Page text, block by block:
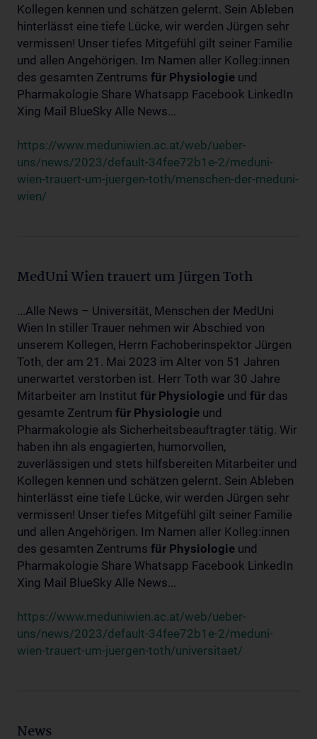
Kollegen kennen und schätzen gelernt. Sein Ableben
hinterlässt eine tiefe Lücke, wir werden Jürgen sehr
vermissen! Unser tiefes Mitgefühl gilt seiner Familie
und allen Angehörigen. Im Namen aller Kolleg:innen
des gesamten Zentrums für Physiologie und
Pharmakologie Share Whatsapp Facebook LinkedIn
Xing Mail BlueSky Alle News...
https://www.meduniwien.ac.at/web/ueber-
uns/news/2023/default-34fee72b1e-2/meduni-
wien-trauert-um-juergen-toth/menschen-der-meduni-
wien/
MedUni Wien trauert um Jürgen Toth
...Alle News – Universität, Menschen der MedUni
Wien In stiller Trauer nehmen wir Abschied von
unserem Kollegen, Herrn Fachoberinspektor Jürgen
Toth, der am 21. Mai 2023 im Alter von 51 Jahren
unerwartet verstorben ist. Herr Toth war 30 Jahre
Mitarbeiter am Institut für Physiologie und für das
gesamte Zentrum für Physiologie und
Pharmakologie als Sicherheitsbeauftragter tätig. Wir
haben ihn als engagierten, humorvollen,
zuverlässigen und stets hilfsbereiten Mitarbeiter und
Kollegen kennen und schätzen gelernt. Sein Ableben
hinterlässt eine tiefe Lücke, wir werden Jürgen sehr
vermissen! Unser tiefes Mitgefühl gilt seiner Familie
und allen Angehörigen. Im Namen aller Kolleg:innen
des gesamten Zentrums für Physiologie und
Pharmakologie Share Whatsapp Facebook LinkedIn
Xing Mail BlueSky Alle News...
https://www.meduniwien.ac.at/web/ueber-
uns/news/2023/default-34fee72b1e-2/meduni-
wien-trauert-um-juergen-toth/universitaet/
News